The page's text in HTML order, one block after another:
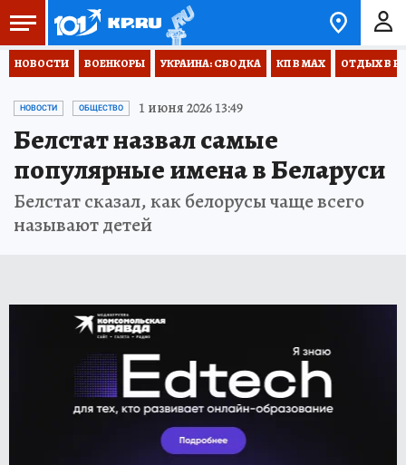
НОВОСТИ ВОЕНКОРЫ УКРАИНА: СВОДКА КП В МАХ ОТДЫХ В
НОВОСТИ ОБЩЕСТВО 1 июня 2026 13:49
Белстат назвал самые
популярные имена в Беларуси
Белстат сказал, как белорусы чаще всего
называют детей